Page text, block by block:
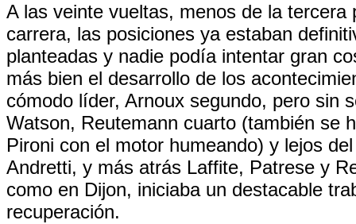
A las veinte vueltas, menos de la tercera
carrera, las posiciones ya estaban
planteadas y nadie podía intentar gran
más bien el desarrollo de los
cómodo líder, Arnoux segundo, pero sin
Watson, Reutemann cuarto (también se
Pironi con el motor humeando) y lejos
Andretti, y más atrás Laffite, Patrese y
como en Dijon, iniciaba un destacable
recuperación.